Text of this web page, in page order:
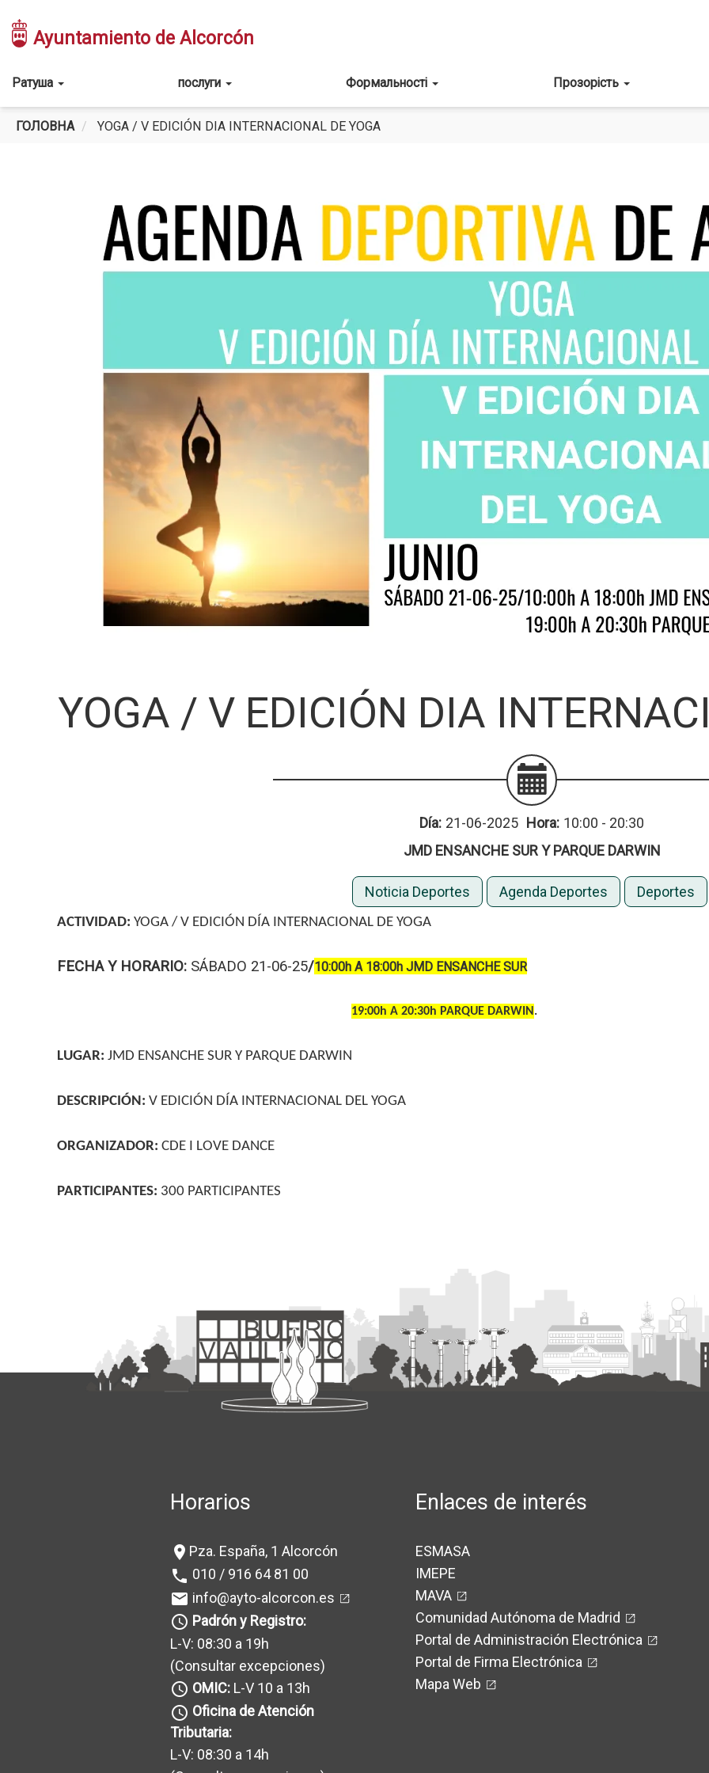
до
основного
Ayuntamiento de Alcorcón
Main
navigation
Ратуша послуги Формальності Прозорість
ГОЛОВНА YOGA / V EDICIÓN DIA INTERNACIONAL DE YOGA
YOGA / V EDICIÓN DIA
Día: 21-06-2025 Hora: 10:00 - 20:30
JMD ENSANCHE SUR Y PARQUE DARWIN
Noticia Deportes Agenda Deportes Deportes
ACTIVIDAD: YOGA / V EDICIÓN DÍA INTERNACIONAL DE YOGA
FECHA Y HORARIO: SÁBADO 21-06-25/10:00h A 18:00h JMD ENSANCHE SUR
19:00h A 20:30h PARQUE DARWIN .
LUGAR: JMD ENSANCHE SUR Y PARQUE DARWIN
DESCRIPCIÓN: V EDICIÓN DÍA INTERNACIONAL DEL YOGA
ORGANIZADOR: CDE I LOVE DANCE
PARTICIPANTES: 300 PARTICIPANTES
Horarios
location_on Pza. España, 1 Alcorcón
phone 010 / 916 64 81 00
mail info@ayto-alcorcon.es
query_builder Padrón y Registro:
L-V: 08:30 a 19h
(Consultar excepciones)
query_builder OMIC: L-V 10 a 13h
query_builder Oficina de Atención
Tributaria:
L-V: 08:30 a 14h
Enlaces de interés
ESMASA
IMEPE
MAVA
Comunidad Autónoma de Madrid
Portal de Administración Electrónica
Portal de Firma Electrónica
Mapa Web